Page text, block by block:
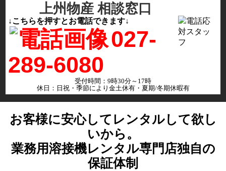
上州物産 相談窓口
↓こちらを押すとお電話できます↓
027-
289-6080
受付時間：9時30分～17時
休日：日祝・季節により金土休有・夏期/冬期休暇有
お客様に安心してレンタルして欲し
いから。
業務用溶接機レンタル専門店独自の
保証体制